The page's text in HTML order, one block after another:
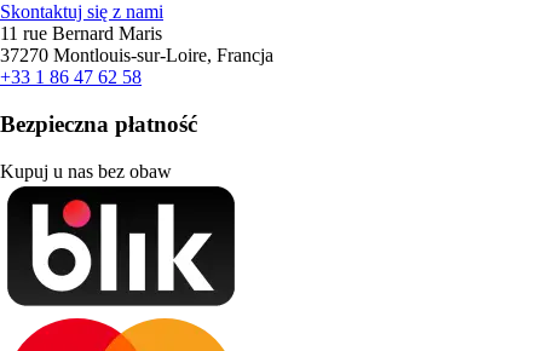
Skontaktuj się z nami
11 rue Bernard Maris
37270 Montlouis-sur-Loire, Francja
+33 1 86 47 62 58
Bezpieczna płatność
Kupuj u nas bez obaw